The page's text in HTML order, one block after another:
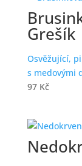
Grešík
Osvěžující,
s medovými
97 Kč